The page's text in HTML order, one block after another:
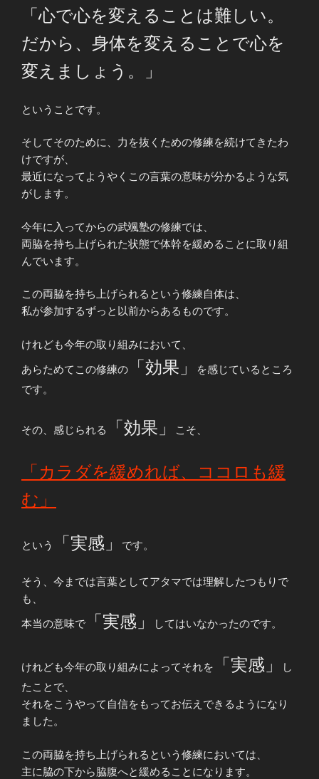
「心で心を変えることは難しい。
だから、身体を変えることで心を
変えましょう。」
ということです。
そしてそのために、力を抜くための修練を続けてきたわ
けですが、
最近になってようやくこの言葉の意味が分かるような気
がします。
今年に入ってからの武颯塾の修練では、
両脇を持ち上げられた状態で体幹を緩めることに取り組
んでいます。
この両脇を持ち上げられるという修練自体は、
私が参加するずっと以前からあるものです。
けれども今年の取り組みにおいて、
あらためてこの修練の 「効果」
を感じているところ
です。
その、感じられる 「効果」 こそ、
「カラダを緩めれば、ココロも緩
む」
という 「実感」 です。
そう、今までは言葉としてアタマでは理解したつもりで
も、
本当の意味で 「実感」 してはいなかったのです。
けれども今年の取り組みによってそれを 「実感」
し
たことで、
それをこうやって自信をもってお伝えできるようになり
ました。
この両脇を持ち上げられるという修練においては、
主に脇の下から脇腹へと緩めることになります。